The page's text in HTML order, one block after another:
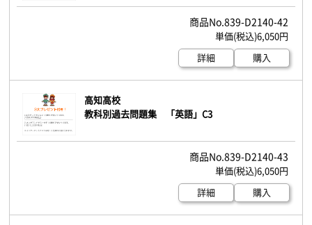
839-D2140-42
6,050円
詳細
購入
高知高校
教科別過去問題集 「英語」C3
839-D2140-43
6,050円
詳細
購入